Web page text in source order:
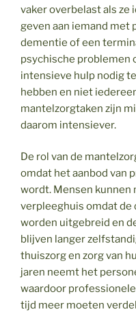
vaker overbelast als
geven aan iemand met
dementie of een
psychische problemen
intensieve hulp nodig
hebben en niet
mantelzorgtaken zijn
daarom intensiever.
De rol van de
omdat het aanbod van
wordt. Mensen kunnen
verpleeghuis omdat
worden uitgebreid en
blijven langer
thuiszorg en zorg van
jaren neemt het
waardoor
tijd meer moeten